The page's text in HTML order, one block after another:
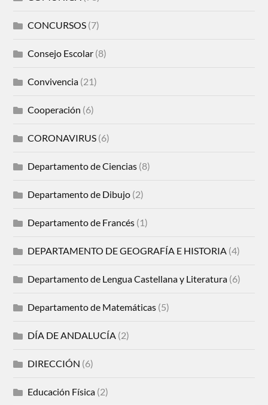
CONCURSOS (7)
Consejo Escolar (8)
Convivencia (21)
Cooperación (6)
CORONAVIRUS (6)
Departamento de Ciencias (8)
Departamento de Dibujo (2)
Departamento de Francés (1)
DEPARTAMENTO DE GEOGRAFÍA E HISTORIA (4)
Departamento de Lengua Castellana y Literatura (6)
Departamento de Matemáticas (5)
DÍA DE ANDALUCÍA (2)
DIRECCIÓN (6)
Educación Física (2)